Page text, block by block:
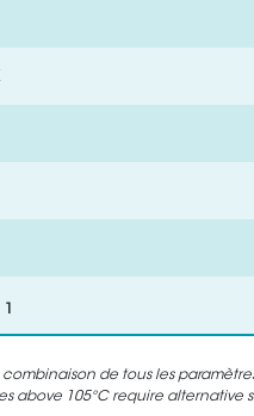
de tous les
above 105°C require alternative